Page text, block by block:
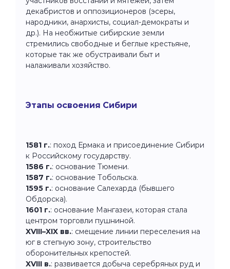
декабристов и оппозиционеров (эсеры,
народники, анархисты, социал-демократы и
др.). На необжитые сибирские земли
стремились свободные и беглые крестьяне,
которые так же обустраивали быт и
налаживали хозяйство.
Этапы освоения Сибири
1581 г.: поход Ермака и присоединение Сибири
к Российскому государству.
1586 г.: основание Тюмени.
1587 г.: основание Тобольска.
1595 г.: основание Салехарда (бывшего
Обдорска).
1601 г.: основание Мангазеи, которая стала
центром торговли пушниной.
XVIII–XIX вв.: смещение линии переселения на
юг в степную зону, строительство
оборонительных крепостей.
XVIII в.: развивается добыча серебряных руд и